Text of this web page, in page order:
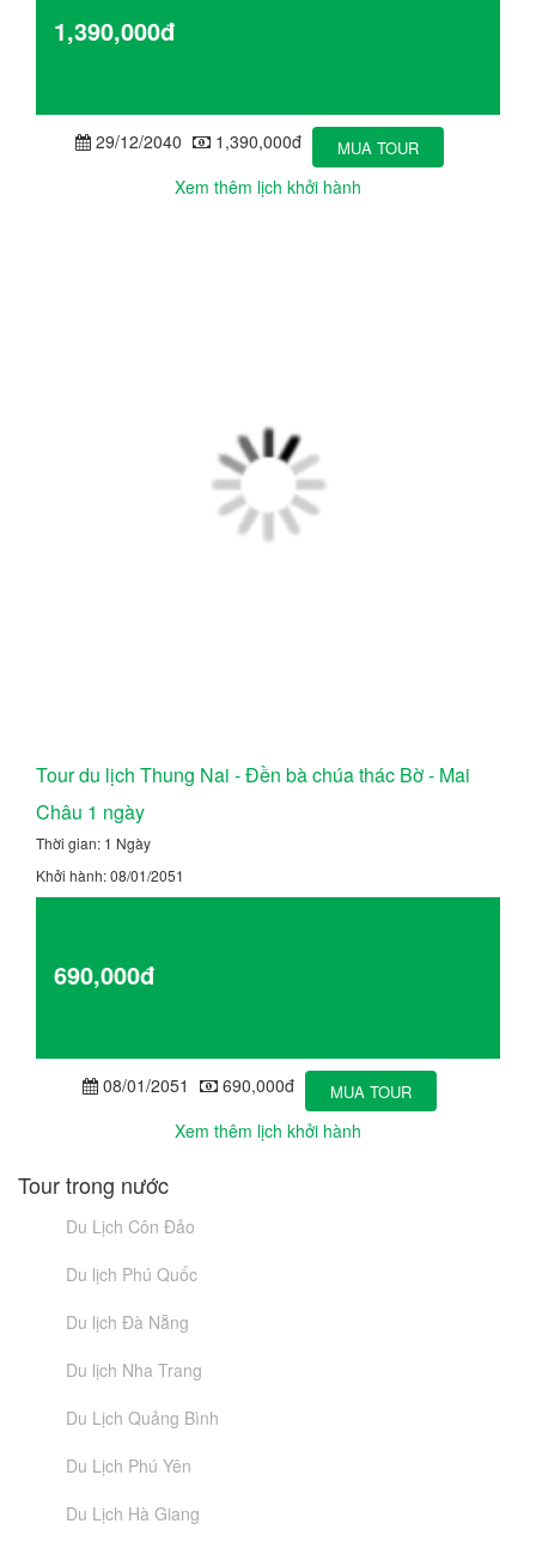
1,390,000đ
29/12/2040 1,390,000đ MUA TOUR
Xem thêm lịch khởi hành
Tour du lịch Thung Nai - Đền bà chúa thác Bờ - Mai
Châu 1 ngày
Thời gian: 1 Ngày
Khởi hành: 08/01/2051
690,000đ
08/01/2051 690,000đ MUA TOUR
Xem thêm lịch khởi hành
Tour trong nước
Du Lịch Côn Đảo
Du lịch Phú Quốc
Du lịch Đà Nẵng
Du lịch Nha Trang
Du Lịch Quảng Bình
Du Lịch Phú Yên
Du Lịch Hà Giang